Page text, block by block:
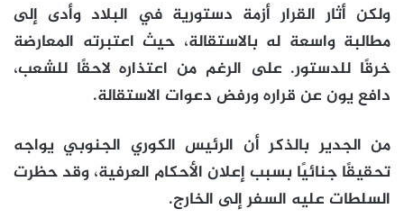
ولكن أثار القرار أزمة دستورية في البلاد وأدى إلى
مطالبة واسعة له بالاستقالة، حيث اعتبرته المعارضة
خرقًا للدستور. على الرغم من اعتذاره لاحقًا للشعب،
دافع يون عن قراره ورفض دعوات الاستقالة.
من الجدير بالذكر أن الرئيس الكوري الجنوبي يواجه
تحقيقًا جنائيًا بسبب إعلان الأحكام العرفية، وقد حظرت
السلطات عليه السفر إلى الخارج.